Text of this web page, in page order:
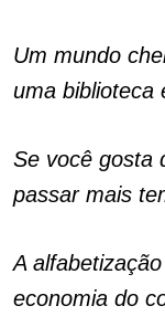
Um mundo
uma biblioteca
Se você gosta
passar mais
A
economia do